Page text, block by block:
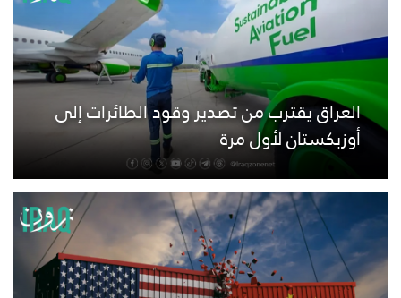
العراق يقترب من تصدير وقود الطائرات إلى
أوزبكستان لأول مرة